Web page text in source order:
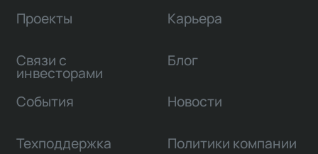
Проекты
Связи с
инвесторами
Карьера
Блог
События Новости
Техподдержка Политики компании